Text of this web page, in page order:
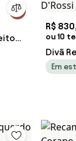
R$
ou 10
Divã
para
Em